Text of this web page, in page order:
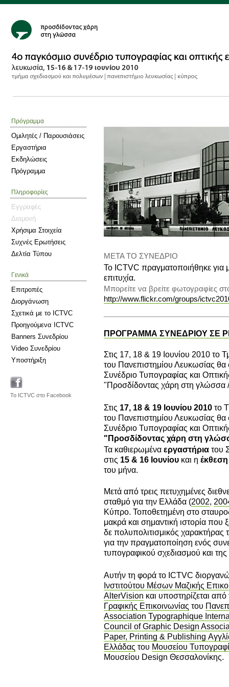
Πρόγραμμα
Ομιλητές / Παρουσιάσεις
Εργαστήρια
Εκδηλώσεις
Πρόγραμμα
Πληροφορίες
Εγγραφές
Διαμονή
Χρήσιμα Στοιχεία
Συχνές Ερωτήσεις
Δελτία Τύπου
Γενικά
Επιτροπές
Διοργάνωση
Σχετικά με το ICTVC
Προηγούμενα ICTVC
Banners Συνεδρίου
Video Συνεδρίου
Υποστήριξη
Το ICTVC στο Facebook
ΜΕΤΑ ΤΟ ΣΥΝΕΔΡΙΟ
To ICTVC πραγματοποιήθηκε για
επιτυχία.
Μπορείτε να βρείτε φωτογραφίες
http://www.flickr.com/groups/
ΠΡΟΓΡΑΜΜΑ ΣΥΝΕΔΡΙΟΥ ΣΕ
Στις 17, 18 & 19 Ιουνίου 2010 το
του Πανεπιστημίου Λευκωσίας θα
Συνέδριο Τυπογραφίας και
"Προσδίδοντας χάρη στη
Στις 17, 18 & 19 Ιουνίου 2010 το
του Πανεπιστημίου Λευκωσίας θα
Συνέδριο Τυπογραφίας και
"Προσδίδοντας χάρη στη
Τα καθιερωμένα εργαστήρια του
στις 15 & 16 Ιουνίου και η έκθεση
του μήνα.
Μετά από τρεις πετυχημένες
σταθμό για την Ελλάδα (2002,
Κύπρο. Τοποθετημένη στο
μακρά και σημαντική ιστορία
δε πολυπολιτισμικός χαρακτήρας
για την πραγματοποίηση ενός
τυπογραφικού σχεδιασμού και
Αυτήν τη φορά το ICTVC
Ινστιτούτου Μέσων Μαζικής
AlterVision και υποστηρίζεται
Γραφικής Επικοινωνίας του
Association Typographique
Council of Graphic Design
Paper, Printing & Publishing
Ελλάδας του Μουσείου
Μουσείου Design Θεσσαλονίκης.